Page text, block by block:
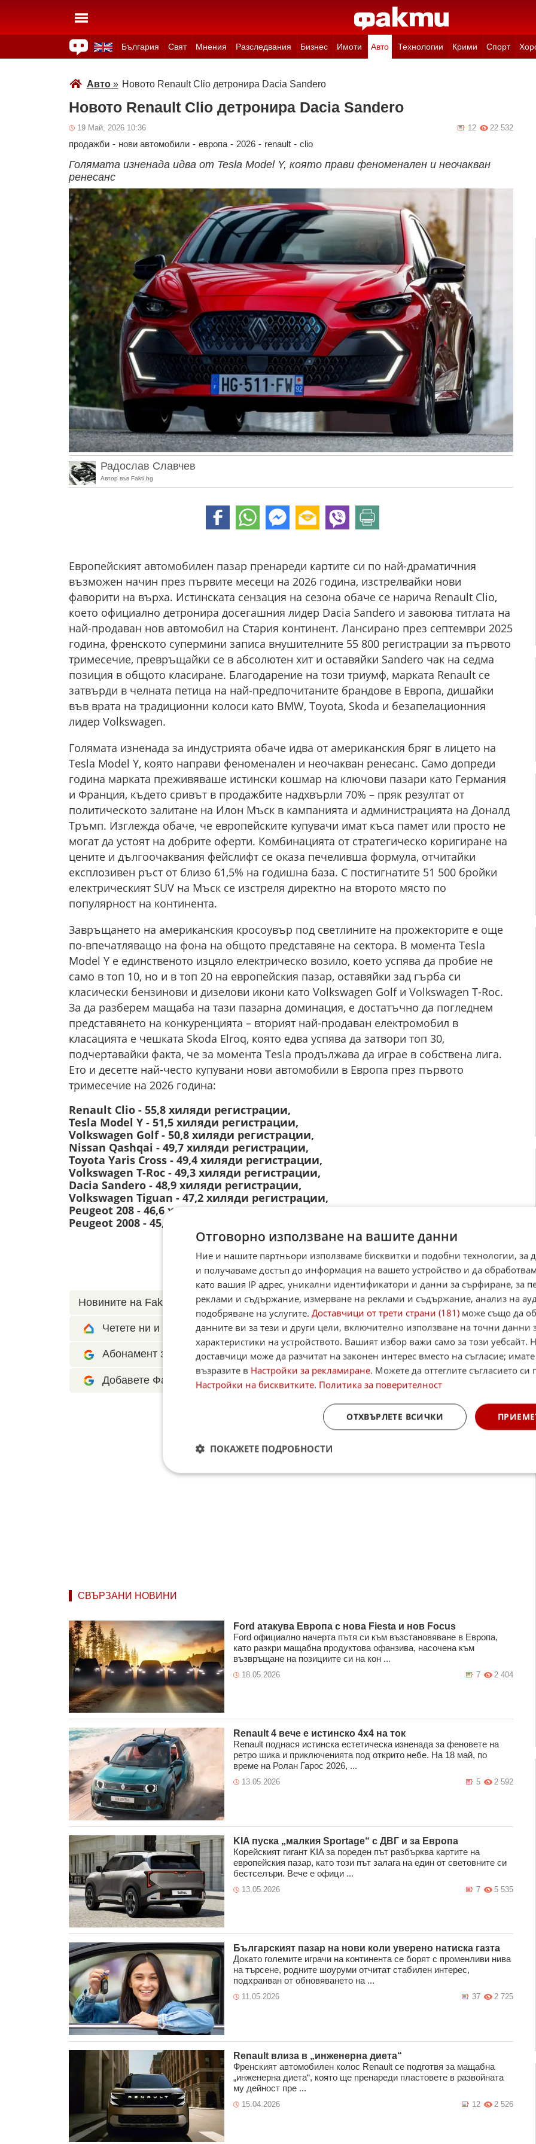
България Свят Мнения Разследвания Бизнес Имоти Авто Технологии Крими Спорт
Авто» Новото Renault Clio детронира Dacia Sandero
Новото Renault Clio детронира Dacia Sandero
19 Май, 2026 10:36 22 532
12
продажби - нови автомобили - европа - 2026 - renault - clio
Голямата изненада идва от Tesla Model Y, която прави феноменален и неочакван
ренесанс
Радослав Славчев
Автор във Fakti.bg
Европейският автомобилен пазар пренареди картите си по най-драматичния
възможен начин през първите месеци на 2026 година, изстрелвайки нови
фаворити на върха. Истинската сензация на сезона обаче се нарича Renault Clio,
което официално детронира досегашния лидер Dacia Sandero и завоюва титлата на
най-продаван нов автомобил на Стария континент. Лансирано през септември 2025
година, френското супермини записа внушителните 55 800 регистрации за първото
тримесечие, превръщайки се в абсолютен хит и оставяйки Sandero чак на седма
позиция в общото класиране. Благодарение на този триумф, марката Renault се
затвърди в челната петица на най-предпочитаните брандове в Европа, дишайки
във врата на традиционни колоси като BMW, Toyota, Skoda и безапелационния
лидер Volkswagen.
Голямата изненада за индустрията обаче идва от американския бряг в лицето на
Tesla Model Y, която направи феноменален и неочакван ренесанс. Само допреди
година марката преживяваше истински кошмар на ключови пазари като Германия
и Франция, където сривът в продажбите надхвърли 70% – пряк резултат от
политическото залитане на Илон Мъск в кампанията и администрацията на Доналд
Тръмп. Изглежда обаче, че европейските купувачи имат къса памет или просто не
могат да устоят на добрите оферти. Комбинацията от стратегическо коригиране на
цените и дългоочаквания фейслифт се оказа печеливша формула, отчитайки
експлозивен ръст от близо 61,5% на годишна база. С постигнатите 51 500 бройки
електрическият SUV на Мъск се изстреля директно на второто място по
популярност на континента.
Завръщането на американския кросоувър под светлините на прожекторите е още
по-впечатляващо на фона на общото представяне на сектора. В момента Tesla
Model Y е единственото изцяло електрическо возило, което успява да пробие не
само в топ 10, но и в топ 20 на европейския пазар, оставяйки зад гърба си
класически бензинови и дизелови икони като Volkswagen Golf и Volkswagen T-Roc.
За да разберем мащаба на тази пазарна доминация, е достатъчно да погледнем
представянето на конкуренцията – вторият най-продаван електромобил в
класацията е чешката Skoda Elroq, която едва успява да затвори топ 30,
подчертавайки факта, че за момента Tesla продължава да играе в собствена лига.
Ето и десетте най-често купувани нови автомобили в Европа през първото
тримесечие на 2026 година:
Renault Clio - 55,8 хиляди регистрации,
Tesla Model Y - 51,5 хиляди регистрации,
Volkswagen Golf - 50,8 хиляди регистрации,
Nissan Qashqai - 49,7 хиляди регистрации,
Toyota Yaris Cross - 49,4 хиляди регистрации,
Volkswagen T-Roc - 49,3 хиляди регистрации,
Dacia Sandero - 48,9 хиляди регистрации,
Volkswagen Tiguan - 47,2 хиляди регистрации,
Peugeot 208 - 46,6 хиляди регистрации,
Peugeot 2008 - 45,7 хиляди регистрации.
Поставете оценка: ☆
☆
☆
☆
☆
Оценка от26гласа.
Новините на Fakti.bg – въвFacebook,Instagram,YouTube,канал Viber,X
Четете ни и в Google News Showcase
Абонамент за Факти.БГ в Google Alerts
Добавете Факти.БГ като предпочитан източник в Google
СВЪРЗАНИ НОВИНИ
Ford атакува Европа с нова Fiesta и нов Focus
Ford официално начерта пътя си към възстановяване в Европа,
като разкри мащабна продуктова офанзива, насочена към
възвръщане на позициите си на кон ...
18.05.2026 2 404
7
Renault 4 вече е истинско 4x4 на ток
Renault поднася истинска естетическа изненада за феновете на
ретро шика и приключенията под открито небе. На 18 май, по
време на Ролан Гарос 2026, ...
13.05.2026 2 592
5
KIA пуска „малкия Sportage“ с ДВГ и за Европа
Корейският гигант KIA за пореден път разбърква картите на
европейския пазар, като този път залага на един от световните си
бестселъри. Вече е офици ...
13.05.2026 5 535
7
Българският пазар на нови коли уверено натиска газта
Докато големите играчи на континента се борят с променливи нива
на търсене, родните шоуруми отчитат стабилен интерес,
подхранван от обновяването на ...
11.05.2026 2 725
37
Renault влиза в „инженерна диета“
Френският автомобилен колос Renault се подготвя за мащабна
„инженерна диета“, която ще пренареди пластовете в развойната
му дейност пре ...
15.04.2026 2 526
12
Отговорно използване на вашите данни
Ние и нашите партньори използваме бисквитки и подобни технологии, за
и получаваме достъп до информация на вашето устройство и да
като вашия IP адрес, уникални идентификатори и данни за сърфиране, за
реклами и съдържание, измерване на реклами и съдържание, анализ на
подобряване на услугите. Доставчици от трети страни (181) може също да
данните ви за тези и други цели, включително използване на точни данни
характеристики на устройството. Вашият избор важи само за този уебсайт.
доставчици може да разчитат на законен интерес вместо на съгласие;
възразите в Настройки за рекламиране. Можете да оттеглите съгласието си
Настройки на бисквитките. Политика за поверителност
ОТХВЪРЛЕТЕ ВСИЧКИ
ПОКАЖЕТЕ ПОДРОБНОСТИ